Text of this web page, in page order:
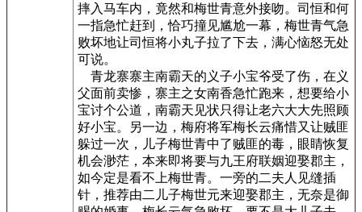
摔入马车内，竟然和梅世青意外接吻。司恒和何
一指急忙赶到，恰巧撞见尴尬一幕，梅世青气急
败坏地让司恒将小丸子拉了下去，满心恼怒无处
可说。
青龙寨寨主南霸天的义子小宝爷受了伤，在义
父面前卖惨，寨主之女南香急忙跑来，想要给小
宝讨个公道，南霸天见状只得让老六大大先照顾
好小宝。另一边，梅府将军梅长云痛惜又让贼匪
躲过一次，儿子梅世青中了贼匪的毒，眼睛恢复
机会渺茫，本来即将要与九王府联姻迎娶郡主，
如今定是看不上梅世青。一旁的二夫人见缝插
针，推荐由二儿子梅世元来迎娶郡主，无奈是御